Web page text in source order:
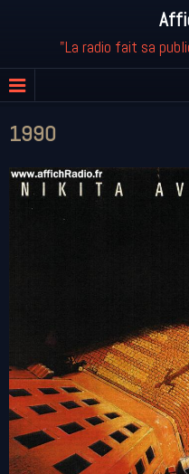
"La radio fait sa
1990